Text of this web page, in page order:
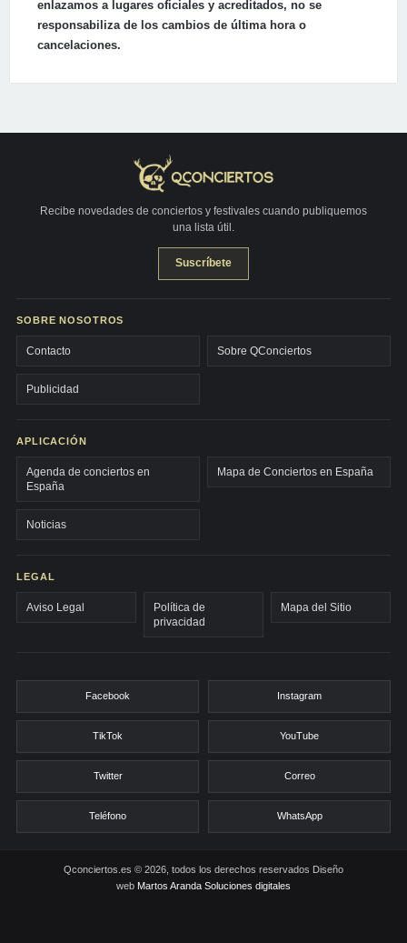
enlazamos a lugares oficiales y acreditados, no se
responsabiliza de los cambios de última hora o
cancelaciones.
Recibe novedades de conciertos y festivales cuando publiquemos
una lista útil.
Suscríbete
SOBRE NOSOTROS
Contacto Sobre QConciertos
Publicidad
APLICACIÓN
Agenda de conciertos en
España
Mapa de Conciertos en España
Noticias
LEGAL
Aviso Legal
Política de
privacidad
Mapa del Sitio
Facebook Instagram
TikTok YouTube
Twitter Correo
Teléfono WhatsApp
Qconciertos.es © 2026, todos los derechos reservados Diseño
web Martos Aranda Soluciones digitales